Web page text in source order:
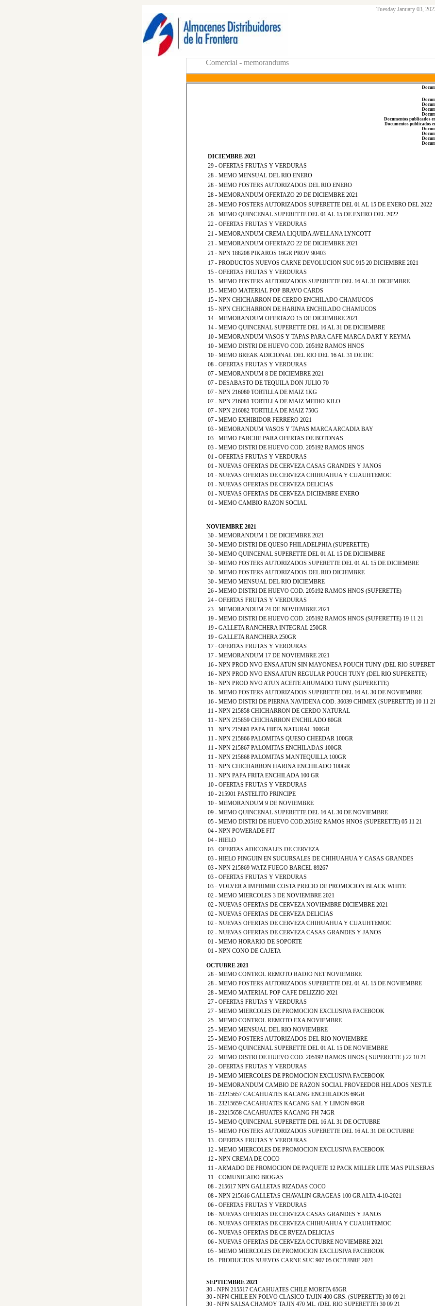
Tuesday January 03,
Comercial - memorandums
Documentos publicados
Documentos publicados
D
DICIEMBRE 2021
29 - OFERTAS FRUTAS Y VERDURAS
28 - MEMO MENSUAL DEL RIO ENERO
28 - MEMO POSTERS AUTORIZADOS DEL RIO ENERO
28 - MEMORANDUM OFERTAZO 29 DE DICIEMBRE 2021
28 - MEMO POSTERS AUTORIZADOS SUPERETTE DEL 01 AL 15 DE ENERO DEL 2022
28 - MEMO QUINCENAL SUPERETTE DEL 01 AL 15 DE ENERO DEL 2022
22 - OFERTAS FRUTAS Y VERDURAS
21 - MEMORANDUM CREMA LIQUIDA AVELLANA LYNCOTT
21 - MEMORANDUM OFERTAZO 22 DE DICIEMBRE 2021
21 - NPN 188208 PIKAROS 16GR PROV 90403
17 - PRODUCTOS NUEVOS CARNE DEVOLUCION SUC 915 20 DICIEMBRE 2021
15 - OFERTAS FRUTAS Y VERDURAS
15 - MEMO POSTERS AUTORIZADOS SUPERETTE DEL 16 AL 31 DICIEMBRE
15 - MEMO MATERIAL POP BRAVO CARDS
15 - NPN CHICHARRON DE CERDO ENCHILADO CHAMUCOS
15 - NPN CHICHARRON DE HARINA ENCHILADO CHAMUCOS
14 - MEMORANDUM OFERTAZO 15 DE DICIEMBRE 2021
14 - MEMO QUINCENAL SUPERETTE DEL 16 AL 31 DE DICIEMBRE
10 - MEMORANDUM VASOS Y TAPAS PARA CAFE MARCA DART Y REYMA
10 - MEMO DISTRI DE HUEVO COD. 205192 RAMOS HNOS
10 - MEMO BREAK ADICIONAL DEL RIO DEL 16 AL 31 DE DIC
08 - OFERTAS FRUTAS Y VERDURAS
07 - MEMORANDUM 8 DE DICIEMBRE 2021
07 - DESABASTO DE TEQUILA DON JULIO 70
07 - NPN 216080 TORTILLA DE MAIZ 1KG
07 - NPN 216081 TORTILLA DE MAIZ MEDIO KILO
07 - NPN 216082 TORTILLA DE MAIZ 750G
07 - MEMO EXHIBIDOR FERRERO 2021
03 - MEMORANDUM VASOS Y TAPAS MARCA ARCADIA BAY
03 - MEMO PARCHE PARA OFERTAS DE BOTONAS
03 - MEMO DISTRI DE HUEVO COD. 205192 RAMOS HNOS
01 - OFERTAS FRUTAS Y VERDURAS
01 - NUEVAS OFERTAS DE CERVEZA CASAS GRANDES Y JANOS
01 - NUEVAS OFERTAS DE CERVEZA CHIHUAHUA Y CUAUHTEMOC
01 - NUEVAS OFERTAS DE CERVEZA DELICIAS
01 - NUEVAS OFERTAS DE CERVEZA DICIEMBRE ENERO
01 - MEMO CAMBIO RAZON SOCIAL
NOVIEMBRE 2021
30 - MEMORANDUM 1 DE DICIEMBRE 2021
30 - MEMO DISTRI DE QUESO PHILADELPHIA (SUPERETTE)
30 - MEMO QUINCENAL SUPERETTE DEL 01 AL 15 DE DICIEMBRE
30 - MEMO POSTERS AUTORIZADOS SUPERETTE DEL 01 AL 15 DE DICIEMBRE
30 - MEMO POSTERS AUTORIZADOS DEL RIO DICIEMBRE
30 - MEMO MENSUAL DEL RIO DICIEMBRE
26 - MEMO DISTRI DE HUEVO COD. 205192 RAMOS HNOS (SUPERETTE)
24 - OFERTAS FRUTAS Y VERDURAS
23 - MEMORANDUM 24 DE NOVIEMBRE 2021
19 - MEMO DISTRI DE HUEVO COD. 205192 RAMOS HNOS (SUPERETTE) 19 11 21
19 - GALLETA RANCHERA INTEGRAL 250GR
19 - GALLETA RANCHERA 250GR
17 - OFERTAS FRUTAS Y VERDURAS
17 - MEMORANDUM 17 DE NOVIEMBRE 2021
16 - NPN PROD NVO ENSA ATUN SIN MAYONESA POUCH TUNY (DEL RIO
16 - NPN PROD NVO ENSA ATUN REGULAR POUCH TUNY (DEL RIO SUPERETTE)
16 - NPN PROD NVO ATUN ACEITE AHUMADO TUNY (SUPERETTE)
16 - MEMO POSTERS AUTORIZADOS SUPERETTE DEL 16 AL 30 DE NOVIEMBRE
16 - MEMO DISTRI DE PIERNA NAVIDENA COD. 36039 CHIMEX (SUPERETTE) 10 11
11 - NPN 215858 CHICHARRON DE CERDO NATURAL
11 - NPN 215859 CHICHARRON ENCHILADO 80GR
11 - NPN 215861 PAPA FIRTA NATURAL 100GR
11 - NPN 215866 PALOMITAS QUESO CHEEDAR 100GR
11 - NPN 215867 PALOMITAS ENCHILADAS 100GR
11 - NPN 215868 PALOMITAS MANTEQUILLA 100GR
11 - NPN CHICHARRON HARINA ENCHILADO 100GR
11 - NPN PAPA FRITA ENCHILADA 100 GR
10 - OFERTAS FRUTAS Y VERDURAS
10 - 215901 PASTELITO PRINCIPE
10 - MEMORANDUM 9 DE NOVIEMBRE
09 - MEMO QUINCENAL SUPERETTE DEL 16 AL 30 DE NOVIEMBRE
05 - MEMO DISTRI DE HUEVO COD.205192 RAMOS HNOS (SUPERETTE) 05 11 21
04 - NPN POWERADE FIT
04 - HIELO
03 - OFERTAS ADICONALES DE CERVEZA
03 - HIELO PINGUIN EN SUCURSALES DE CHIHUAHUA Y CASAS GRANDES
03 - NPN 215869 WATZ FUEGO BARCEL 89267
03 - OFERTAS FRUTAS Y VERDURAS
03 - VOLVER A IMPRIMIR COSTA PRECIO DE PROMOCION BLACK WHITE
02 - MEMO MIERCOLES 3 DE NOVIEMBRE 2021
02 - NUEVAS OFERTAS DE CERVEZA NOVIEMBRE DICIEMBRE 2021
02 - NUEVAS OFERTAS DE CERVEZA DELICIAS
02 - NUEVAS OFERTAS DE CERVEZA CHIHUAHUA Y CUAUHTEMOC
02 - NUEVAS OFERTAS DE CERVEZA CASAS GRANDES Y JANOS
01 - MEMO HORARIO DE SOPORTE
01 - NPN CONO DE CAJETA
OCTUBRE 2021
28 - MEMO CONTROL REMOTO RADIO NET NOVIEMBRE
28 - MEMO POSTERS AUTORIZADOS SUPERETTE DEL 01 AL 15 DE NOVIEMBRE
28 - MEMO MATERIAL POP CAFE DELIZZIO 2021
27 - OFERTAS FRUTAS Y VERDURAS
27 - MEMO MIERCOLES DE PROMOCION EXCLUSIVA FACEBOOK
25 - MEMO CONTROL REMOTO EXA NOVIEMBRE
25 - MEMO MENSUAL DEL RIO NOVIEMBRE
25 - MEMO POSTERS AUTORIZADOS DEL RIO NOVIEMBRE
25 - MEMO QUINCENAL SUPERETTE DEL 01 AL 15 DE NOVIEMBRE
22 - MEMO DISTRI DE HUEVO COD. 205192 RAMOS HNOS ( SUPERETTE ) 22 10 21
20 - OFERTAS FRUTAS Y VERDURAS
19 - MEMO MIERCOLES DE PROMOCION EXCLUSIVA FACEBOOK
19 - MEMORANDUM CAMBIO DE RAZON SOCIAL PROVEEDOR HELADOS NESTLE
18 - 23215657 CACAHUATES KACANG ENCHILADOS 69GR
18 - 23215659 CACAHUATES KACANG SAL Y LIMON 69GR
18 - 23215658 CACAHUATES KACANG FH 74GR
15 - MEMO QUINCENAL SUPERETTE DEL 16 AL 31 DE OCTUBRE
15 - MEMO POSTERS AUTORIZADOS SUPERETTE DEL 16 AL 31 DE OCTUBRE
13 - OFERTAS FRUTAS Y VERDURAS
12 - MEMO MIERCOLES DE PROMOCION EXCLUSIVA FACEBOOK
12 - NPN CREMA DE COCO
11 - ARMADO DE PROMOCION DE PAQUETE 12 PACK MILLER LITE MAS PULSERAS
11 - COMUNICADO BIOGAS
08 - 215617 NPN GALLETAS RIZADAS COCO
08 - NPN 215616 GALLETAS CHAVALIN GRAGEAS 100 GR ALTA 4-10-2021
06 - OFERTAS FRUTAS Y VERDURAS
06 - NUEVAS OFERTAS DE CERVEZA CASAS GRANDES Y JANOS
06 - NUEVAS OFERTAS DE CERVEZA CHIHUAHUA Y CUAUHTEMOC
06 - NUEVAS OFERTAS DE CE RVEZA DELICIAS
06 - NUEVAS OFERTAS DE CERVEZA OCTUBRE NOVIEMBRE 2021
05 - MEMO MIERCOLES DE PROMOCION EXCLUSIVA FACEBOOK
05 - PRODUCTOS NUEVOS CARNE SUC 907 05 OCTUBRE 2021
SEPTIEMBRE 2021
30 - NPN 215517 CACAHUATES CHILE MORITA 65GR
30 - NPN CHILE EN POLVO CLASICO TAJIN 400 GRS. (SUPERETTE) 30 09 21
30 - NPN SALSA CHAMOY TAJIN 470 ML. (DEL RIO SUPERETTE) 30 09 21